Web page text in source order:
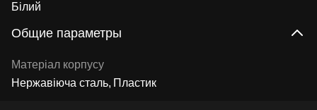
Білий
Общие параметры
Матеріал корпусу
Нержавіюча сталь Пластик